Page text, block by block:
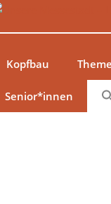
Kopfbau
Senior*innen